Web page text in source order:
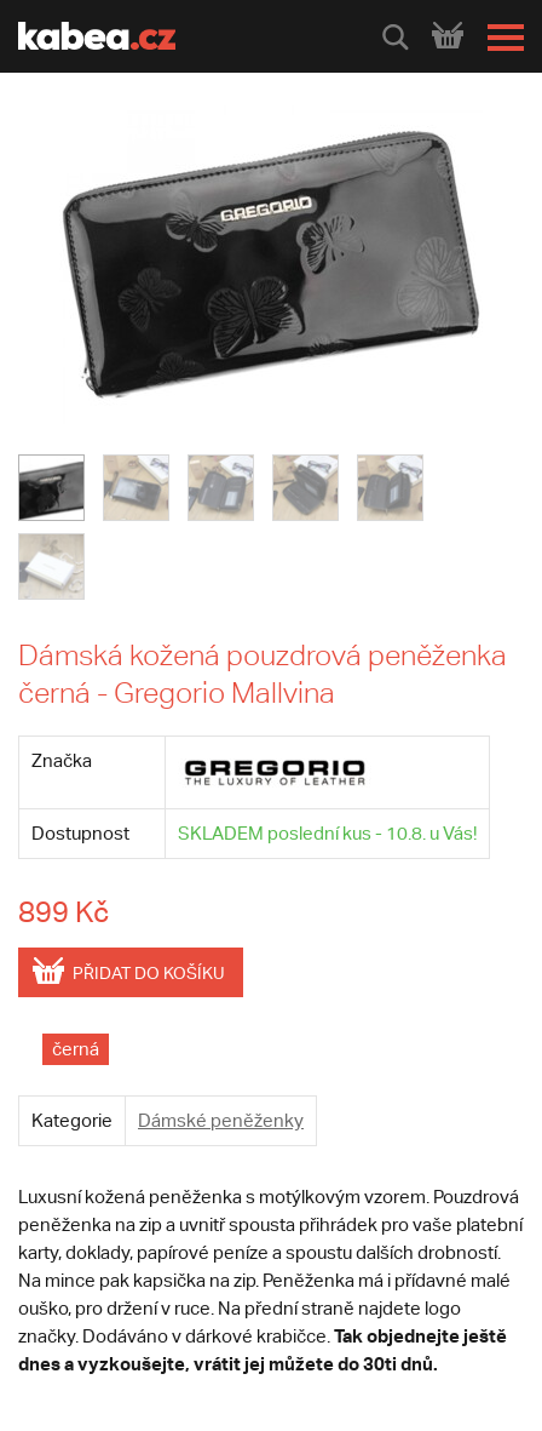
HLEDEJ
Dámská kožená pouzdrová peněženka
černá - Gregorio Mallvina
Značka
Dostupnost SKLADEM poslední kus - 10.8. u Vás!
899 Kč
PŘIDAT DO KOŠÍKU
černá
Kategorie Dámské peněženky
Luxusní kožená peněženka s motýlkovým vzorem. Pouzdrová
peněženka na zip a uvnitř spousta přihrádek pro vaše platební
karty, doklady, papírové peníze a spoustu dalších drobností.
Na mince pak kapsička na zip. Peněženka má i přídavné malé
ouško, pro držení v ruce. Na přední straně najdete logo
značky. Dodáváno v dárkové krabičce. Tak objednejte ještě
dnes a vyzkoušejte, vrátit jej můžete do 30ti dnů.